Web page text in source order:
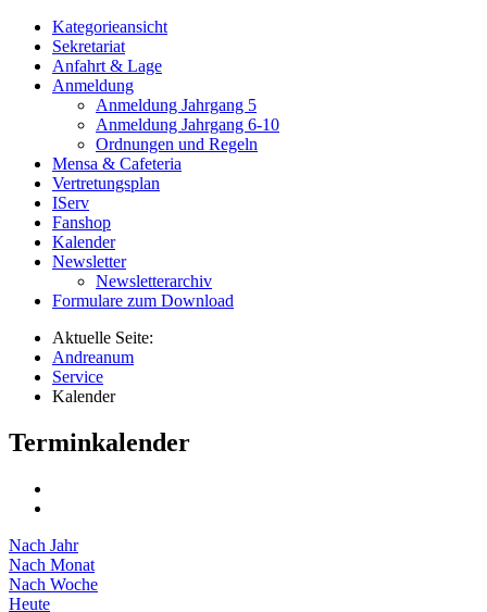
Kategorieansicht
Sekretariat
Anfahrt & Lage
Anmeldung
Anmeldung Jahrgang 5
Anmeldung Jahrgang 6-10
Ordnungen und Regeln
Mensa & Cafeteria
Vertretungsplan
IServ
Fanshop
Kalender
Newsletter
Newsletterarchiv
Formulare zum Download
Aktuelle Seite:
Andreanum
Service
Kalender
Terminkalender
Nach Jahr
Nach Monat
Nach Woche
Heute